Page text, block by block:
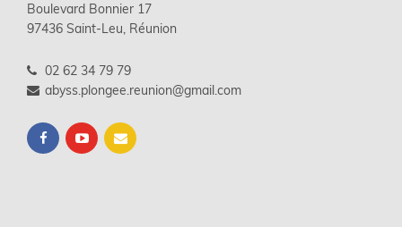
Boulevard Bonnier 17
97436 Saint-Leu, Réunion
02 62 34 79 79
abyss.plongee.reunion@gmail.com